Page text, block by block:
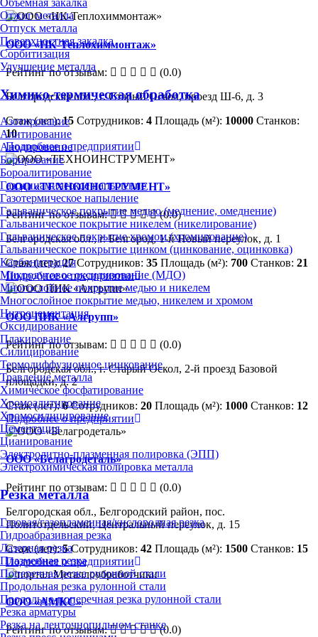
Отжиг металла
Отпуск металла
Поверхностная закалка
Сорбитизация
Улучшение металла
Химико-термическая обработка
Азотирование
Алитирование
Анодирование
Борирование
Бороалитирование
Газодинамическое напыление
Газотермическое напыление
Гальваническое покрытие медью (меднение, омеднение)
Гальваническое покрытие никелем (никелирование)
Гальваническое покрытие хромом (хромирование)
Гальваническое покрытие цинком (цинкование, оцинковка)
Карбонитрация
Микродуговое оксидирование (МДО)
Многослойное покрытие медью и никелем
Многослойное покрытие медью, никелем и хромом
Нитроцементация
Оксидирование
Плакирование
Силицирование
Термодиффузионное цинкование
Травление металла
Химическое фосфатирование
Хромоалитирование
Хромосилицирование
Цементация
Цианирование
Электролитно-плазменная полировка (ЭПП)
Электрохимическая полировка металла
Резка металла
Газовая/газопламенная/кислородная резка
Гидроабразивная резка
Лазерная резка
Плазменная резка
Поперечная резка рулонной стали
Продольная резка рулонной стали
Продольно-поперечная резка рулонной стали
Резка арматуры
Резка на ленточнопильном станке
ООО «НК-Теплохиммонтаж»
Рейтинг по отзывам:
(0.0)
Белгородская обл., г. Старый Оскол, проезд Ш-6, д. 3
Стаж (лет):15 Сотрудников: 4 Площадь (м²): 10000 Станков:
10
Подробнее о предприятии
ООО «ТЕХНОИНСТРУМЕНТ»
Рейтинг по отзывам:
(0.0)
Белгородская обл., г. Белгород, 1-й Новый переулок, д. 1
Стаж (лет):27 Сотрудников: 35 Площадь (м²): 700 Станков: 21
Подробнее о предприятии
ООО ПИК «Алгрупп»
Рейтинг по отзывам:
(0.0)
Белгородская обл., г. Старый Оскол, 2-й проезд Базовой
площадки, д. 2
Стаж (лет):6 Сотрудников: 20 Площадь (м²): 1000 Станков: 12
Подробнее о предприятии
ООО «Белагродеталь»
Рейтинг по отзывам:
(0.0)
Белгородская обл., Белгородский район, пос.
Политотдельский, Центральный переулок, д. 15
Стаж (лет):5 Сотрудников: 42 Площадь (м²): 1500 Станков: 15
Подробнее о предприятии
ООО «АМКС»
Рейтинг по отзывам: (0.0)